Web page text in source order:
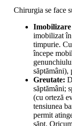
Chirurgia se face
imobilizat în
timpurie.
începe
săptămâni),
Greutate:
săptămâni;
(cu orteză
tensiunea
permit
săpt.